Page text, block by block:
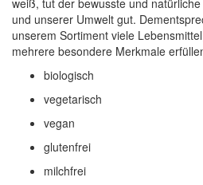
und unserer Umwelt gut.
unserem Sortiment viele
mehrere besondere Merkmale
biologisch
vegetarisch
vegan
glutenfrei
milchfrei